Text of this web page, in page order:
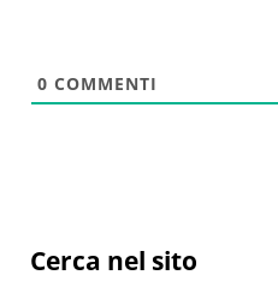
0 COMMENTI
Sidebar
Cerca nel sito